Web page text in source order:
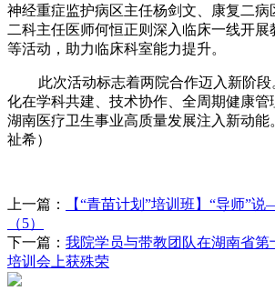
神经重症监护病区主任杨剑文、康复二病
二科主任医师何恒正则 深入 临床一线开展
等活动 ，助力临床科室能力提升。
此次活动标志着两院合作迈入新阶
化在学科共建、技术协作、全周期健康管
湖南医疗卫生事业高质量发展注入新动能
祉希）
上一篇：
【“青苗计划”培训班】“导师”
（5）
下一篇： 我院学员与带教团队在湖南省第
培训会上获殊荣